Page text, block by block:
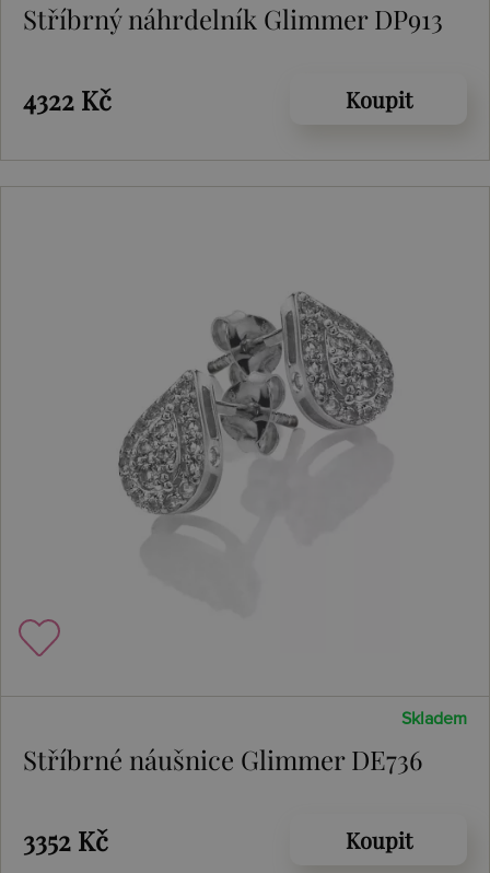
Stříbrný náhrdelník Glimmer DP913
4322 Kč Koupit
Skladem
Stříbrné náušnice Glimmer DE736
3352 Kč Koupit